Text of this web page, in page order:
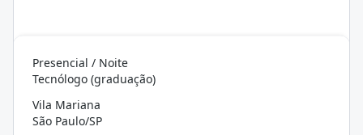
Presencial / Noite
Tecnólogo (graduação)
Vila Mariana
São Paulo/SP